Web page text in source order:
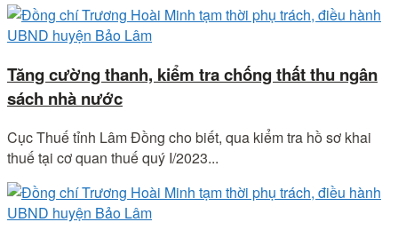
Tăng cường thanh, kiểm tra chống thất thu ngân
sách nhà nước
Cục Thuế tỉnh Lâm Đồng cho biết, qua kiểm tra hồ sơ khai
thuế tại cơ quan thuế quý I/2023...